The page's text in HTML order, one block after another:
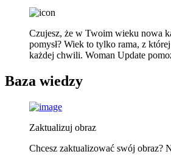
Czujesz, że w Twoim wieku nowa
pomysł? Wiek to tylko rama, z
każdej chwili. Woman Update
Baza wiedzy
Zaktualizuj obraz
Chcesz zaktualizować swój obraz?